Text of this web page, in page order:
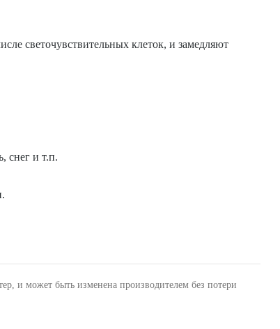
светочувствительных клеток, и замедляют
снег и т.п.
и может быть изменена производителем без потери